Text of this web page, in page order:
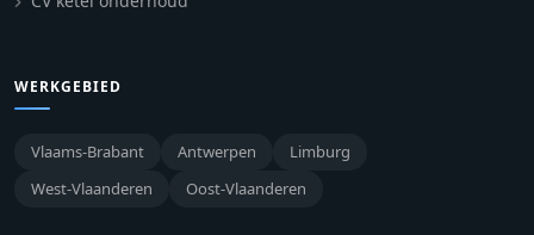
WERKGEBIED
Vlaams-Brabant Antwerpen
Limburg
West-Vlaanderen
Oost-Vlaanderen